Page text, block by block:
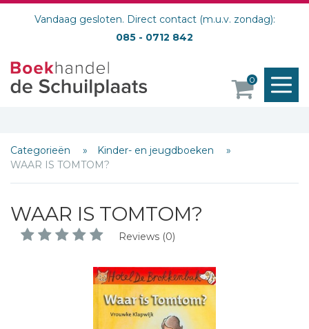
Vandaag gesloten. Direct contact (m.u.v. zondag):
085 - 0712 842
0
Categorieën
Kinder- en jeugdboeken
WAAR IS TOMTOM?
WAAR IS TOMTOM?
Reviews (0)